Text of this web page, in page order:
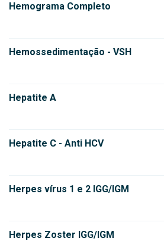
Hemograma Completo
Hemossedimentação - VSH
Hepatite A
Hepatite C - Anti HCV
Herpes vírus 1 e 2 IGG/IGM
Herpes Zoster IGG/IGM